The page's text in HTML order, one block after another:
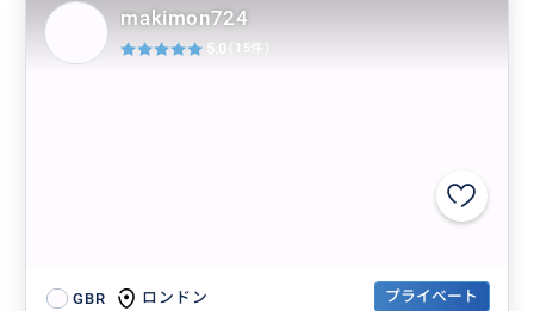
GBR ロンドン プライベート
makimon724
5.0 (15件)